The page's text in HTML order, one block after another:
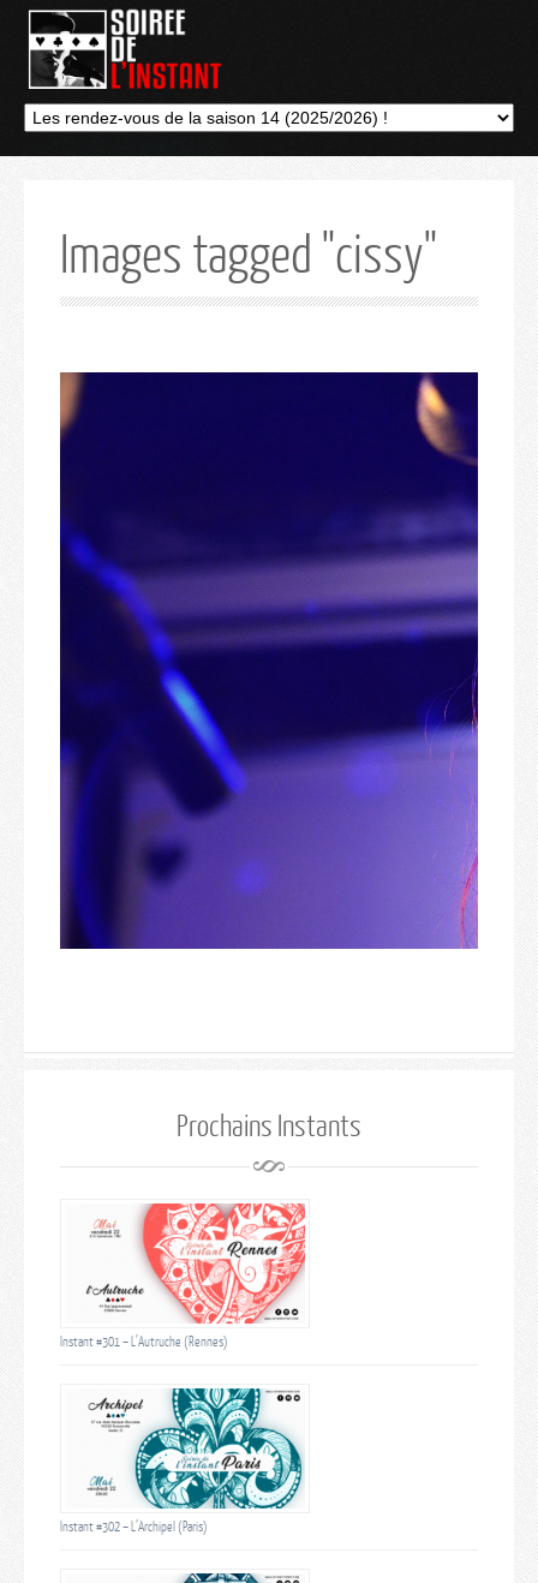
Images tagged "cissy"
Prochains Instants
Instant #301 – L’Autruche (Rennes)
Instant #302 – L’Archipel (Paris)